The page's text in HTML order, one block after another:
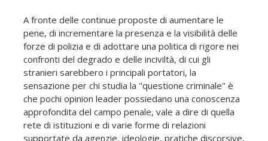
A fronte delle continue proposte di aumentare le
pene, di incrementare la presenza e la visibilità delle
forze di polizia e di adottare una politica di rigore nei
confronti del degrado e delle inciviltà, di cui gli
stranieri sarebbero i principali portatori, la
sensazione per chi studia la "questione criminale" è
che pochi opinion leader possiedano una conoscenza
approfondita del campo penale, vale a dire di quella
rete di istituzioni e di varie forme di relazioni
supportate da agenzie, ideologie, pratiche discorsive,